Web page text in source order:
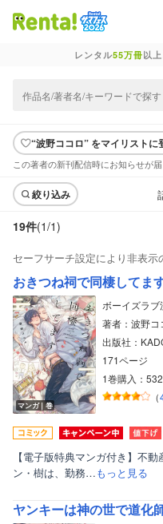
レンタル55万冊以
“波野ココロ” をマイリストに
この著者の新刊配信時にお知らせが届
絞り込み
19件(1/1)
セーフサーチ設定により非表示
おきつね祠で同棲してま
マンガ｜巻
ボーイズラブ
著者：波野コ
出版社：
171ページ
1巻購入：
（
【電子版特典マンガ付き】不
ン・樹は、勤務…もっと見る
ヤンキーは神の世で道化